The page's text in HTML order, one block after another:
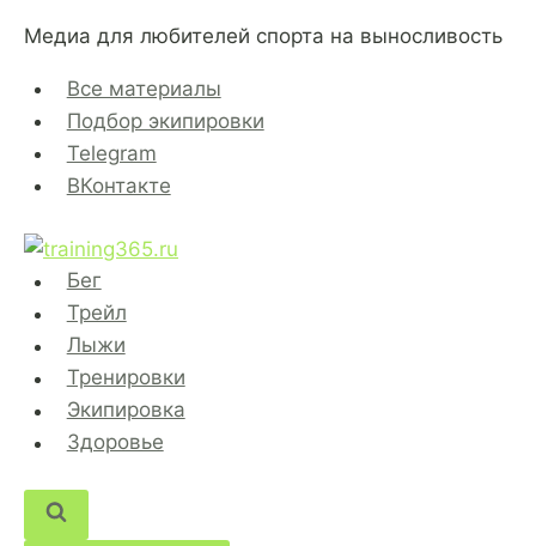
содержимому
Медиа для любителей спорта на выносливость
Все материалы
Подбор экипировки
Telegram
ВКонтакте
Бег
Трейл
Лыжи
Тренировки
Экипировка
Здоровье